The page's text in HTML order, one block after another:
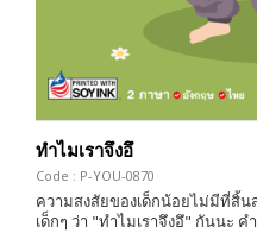
ทำไมเราจึงอึ
Code : P-YOU-0870
ความสงสัยของเด็กน้อยไม่มีที่สิ้
เด็กๆ ว่า "ทำไมเราจึงอึ" กันนะ